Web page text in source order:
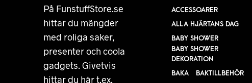
På FunstuffStore.se
hittar du mängder
med roliga saker,
presenter och coola
gadgets. Givetvis
hittar du här t.ex.
ACCESSOARER
ALLA HJÄRTANS DAG
BABY SHOWER
BABY SHOWER
DEKORATION
BAKA
BAKTILLBEHÖR